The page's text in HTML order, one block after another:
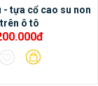
- tựa cổ cao su non
trên ô tô